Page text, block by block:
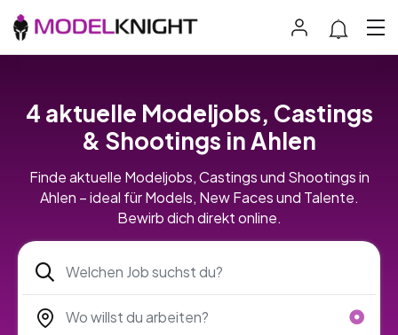
4 aktuelle Modeljobs, Castings
& Shootings in Ahlen
Finde aktuelle Modeljobs, Castings und Shootings in
Ahlen – ideal für Models, New Faces und Talente.
Bewirb dich direkt online.